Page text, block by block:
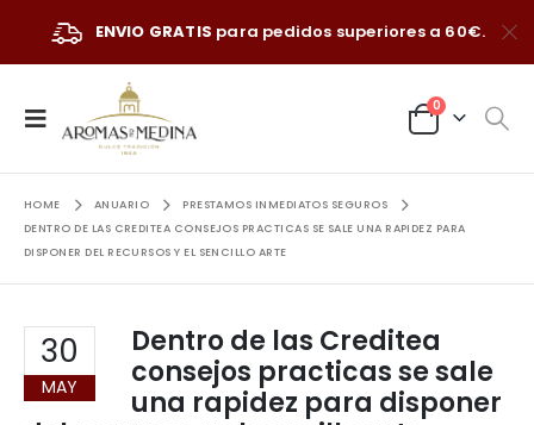
ENVIO GRATIS para pedidos superiores a 60€.
0
HOME ANUARIO
PRESTAMOS INMEDIATOS SEGUROS
DENTRO DE LAS CREDITEA CONSEJOS PRACTICAS SE SALE UNA RAPIDEZ PARA
DISPONER DEL RECURSOS Y EL SENCILLO ARTE
30
MAY
Dentro de las Creditea
consejos practicas se sale
una rapidez para disponer